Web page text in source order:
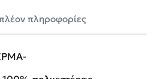
πληροφορίες